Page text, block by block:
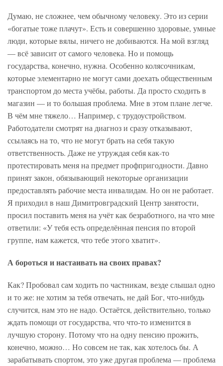
Думаю, не сложнее, чем обычному человеку. Это из серии
«богатые тоже плачут». Есть и совершенно здоровые, умные
люди, которые вялы, ничего не добиваются. На мой взгляд
— всё зависит от самого человека. Но и помощь
государства, конечно, нужна. Особенно колясочникам,
которые элементарно не могут сами доехать общественным
транспортом до места учёбы, работы. Да просто сходить в
магазин — и то большая проблема. Мне в этом плане легче.
В чём мне тяжело… Например, с трудоустройством.
Работодатели смотрят на диагноз и сразу отказывают,
ссылаясь на то, что не могут брать на себя такую
ответственность. Даже не утруждая себя как-то
протестировать меня на предмет профпригодности. Давно
принят закон, обязывающий некоторые организации
предоставлять рабочие места инвалидам. Но он не работает.
Я приходил в наш Димитровградский Центр занятости,
просил поставить меня на учёт как безработного, на что мне
ответили: «У тебя есть определённая пенсия по второй
группе, нам кажется, что тебе этого хватит».
А бороться и настаивать на своих правах?
Как? Пробовал сам ходить по частникам, везде слышал одно
и то же: не хотим за тебя отвечать, не дай Бог, что-нибудь
случится, нам это не надо. Остаётся, действительно, только
ждать помощи от государства, что что-то изменится в
лучшую сторону. Потому что на одну пенсию прожить,
конечно, можно… Но совсем не так, как хотелось бы. А
зарабатывать спортом, это уже другая проблема — проблема